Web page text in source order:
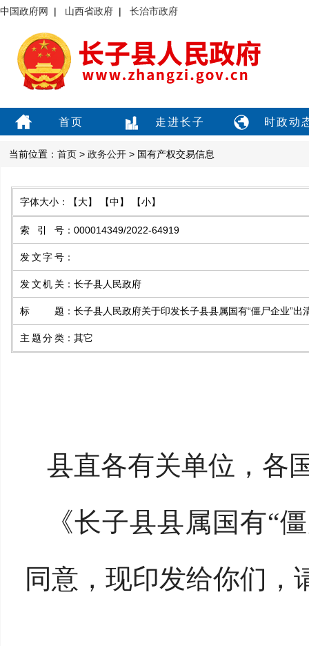
中国政府网 | 山西省政府 | 长治市政府
首页 走进长子 时政动
当前位置： 首页 > 政务公开 > 国有产权交易信息
字体大小： 【大】 【中】 【小】
索引号 ： 000014349/2022-64919
发文字号 ：
发文机关 ： 长子县人民政府
标题 ： 长子县人民政府关于印发长子县县属国有“僵尸企业”出
主题分类 ： 其它
县直各有关单位，各
《长子县县属国有“
同意，现印发给你们，